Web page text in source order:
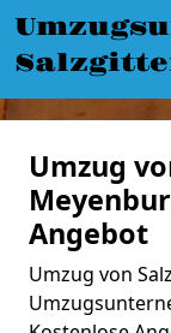
Umzug
Angebot
Umzug von